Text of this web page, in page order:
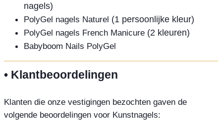
nagels)
PolyGel nagels Naturel (1 persoonlijke kleur)
PolyGel nagels French Manicure (2 kleuren)
Babyboom Nails PolyGel
• Klantbeoordelingen
Klanten die onze vestigingen bezochten gaven de
volgende beoordelingen voor Kunstnagels: